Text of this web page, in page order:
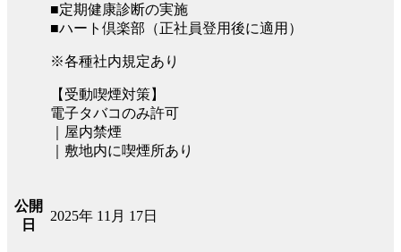
■定期健康診断の実施
■ハート倶楽部（正社員登用後に適用）
※各種社内規定あり
【受動喫煙対策】
電子タバコのみ許可
｜屋内禁煙
｜敷地内に喫煙所あり
公開
日
2025年 11月 17日